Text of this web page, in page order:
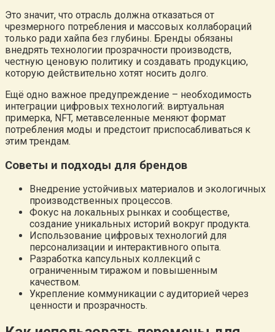
Это значит, что отрасль должна отказаться от
чрезмерного потребления и массовых коллабораций
только ради хайпа без глубины. Бренды обязаны
внедрять технологии прозрачности производств,
честную ценовую политику и создавать продукцию,
которую действительно хотят носить долго.
Ещё одно важное предупреждение – необходимость
интеграции цифровых технологий: виртуальная
примерка, NFT, метавселенные меняют формат
потребления моды и предстоит приспосабливаться к
этим трендам.
Советы и подходы для брендов
Внедрение устойчивых материалов и экологичных
производственных процессов.
Фокус на локальных рынках и сообществе,
создание уникальных историй вокруг продукта.
Использование цифровых технологий для
персонализации и интерактивного опыта.
Разработка капсульных коллекций с
ограниченным тиражом и повышенным
качеством.
Укрепление коммуникации с аудиторией через
ценности и прозрачность.